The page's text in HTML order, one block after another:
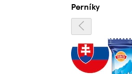
Perníky